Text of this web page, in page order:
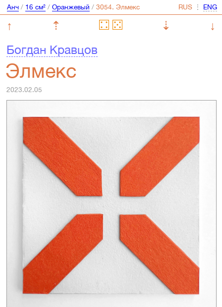
Анч/ 16 см²/ Оранжевый / ⋮
↑ ⇡ ⇣
↓
Богдан Кравцов
Элмекс
2023.02.05